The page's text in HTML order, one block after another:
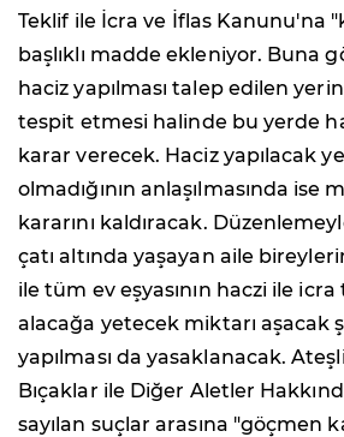
Teklif ile İcra ve İflas Kanunu'na
başlıklı madde ekleniyor. Buna
haciz yapılması talep edilen
tespit etmesi halinde bu yerde
karar verecek. Haciz yapılacak
olmadığının anlaşılmasında ise
kararını kaldıracak.
çatı altında yaşayan aile
ile tüm ev eşyasının haczi ile
alacağa yetecek miktarı aşacak
yapılması da yasaklanacak.
Bıçaklar ile Diğer Aletler
sayılan suçlar arasına "göçmen